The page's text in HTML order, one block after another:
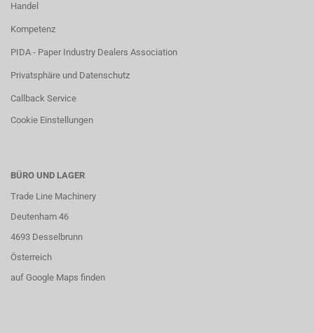
Handel
Kompetenz
PIDA - Paper Industry Dealers Association
Privatsphäre und Datenschutz
Callback Service
Cookie Einstellungen
BÜRO UND LAGER
Trade Line Machinery
Deutenham 46
4693 Desselbrunn
Österreich
auf Google Maps finden